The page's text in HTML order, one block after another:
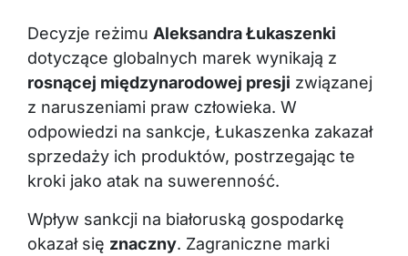
Decyzje reżimu Aleksandra Łukaszenki
dotyczące globalnych marek wynikają z
rosnącej międzynarodowej presji związanej
z naruszeniami praw człowieka. W
odpowiedzi na sankcje, Łukaszenka zakazał
sprzedaży ich produktów, postrzegając te
kroki jako atak na suwerenność.
Wpływ sankcji na białoruską gospodarkę
okazał się znaczny. Zagraniczne marki